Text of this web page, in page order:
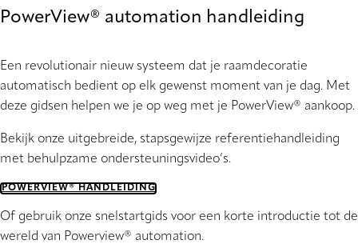
PowerView® automation handleiding
Een revolutionair nieuw systeem dat je raamdecoratie
automatisch bedient op elk gewenst moment van je dag. Met
deze gidsen helpen we je op weg met je PowerView® aankoop.
Bekijk onze uitgebreide, stapsgewijze referentiehandleiding
met behulpzame ondersteuningsvideo’s.
POWERVIEW® HANDLEIDING
Of gebruik onze snelstartgids voor een korte introductie tot de
wereld van Powerview® automation.